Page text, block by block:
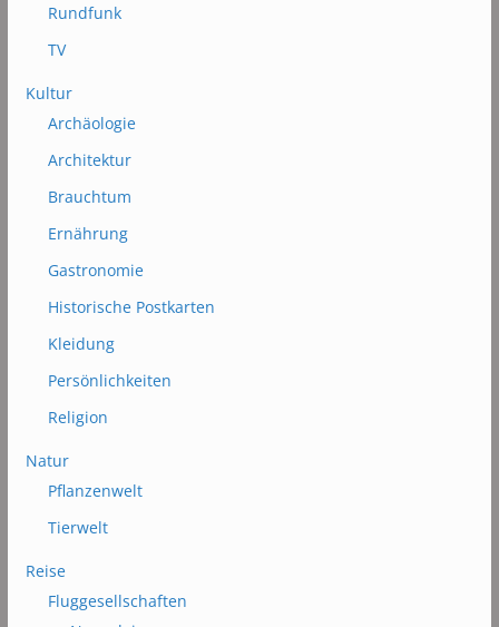
Rundfunk
TV
Kultur
Archäologie
Architektur
Brauchtum
Ernährung
Gastronomie
Historische Postkarten
Kleidung
Persönlichkeiten
Religion
Natur
Pflanzenwelt
Tierwelt
Reise
Fluggesellschaften